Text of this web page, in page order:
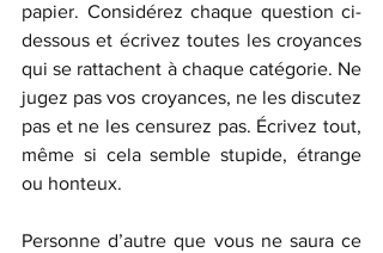
papier. Considérez chaque question ci-
dessous et écrivez toutes les croyances
qui se rattachent à chaque catégorie. Ne
jugez pas vos croyances, ne les discutez
pas et ne les censurez pas. Écrivez tout,
même si cela semble stupide, étrange
ou honteux.
Personne d’autre que vous ne saura ce